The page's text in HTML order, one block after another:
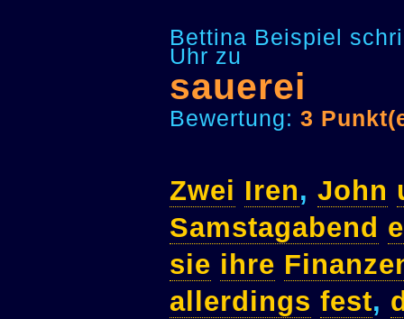
Bettina Beispiel
Uhr zu
sauerei
Bewertung: 3
Zwei Iren, John
Samstagabend
sie ihre
allerdings fest,